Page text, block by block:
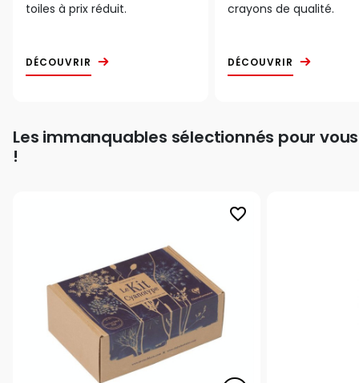
toiles à prix réduit.
DÉCOUVRIR
crayons de qualité.
DÉCOUVRIR
Les immanquables sélectionnés pour vous
!
favorite_border